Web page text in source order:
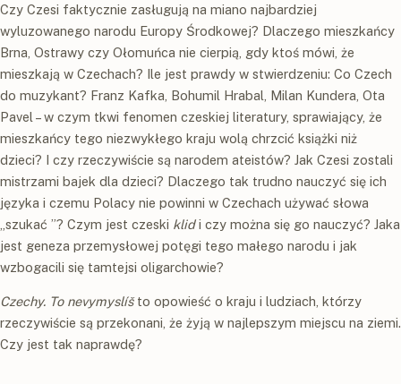
Czy Czesi faktycznie zasługują na miano najbardziej
wyluzowanego narodu Europy Środkowej? Dlaczego mieszkańcy
Brna, Ostrawy czy Ołomuńca nie cierpią, gdy ktoś mówi, że
mieszkają w Czechach? Ile jest prawdy w stwierdzeniu: Co Czech
do muzykant? Franz Kafka, Bohumil Hrabal, Milan Kundera, Ota
Pavel – w czym tkwi fenomen czeskiej literatury, sprawiający, że
mieszkańcy tego niezwykłego kraju wolą chrzcić książki niż
dzieci? I czy rzeczywiście są narodem ateistów? Jak Czesi zostali
mistrzami bajek dla dzieci? Dlaczego tak trudno nauczyć się ich
języka i czemu Polacy nie powinni w Czechach używać słowa
„szukać ”? Czym jest czeski klidi czy można się go nauczyć? Jaka
jest geneza przemysłowej potęgi tego małego narodu i jak
wzbogacili się tamtejsi oligarchowie?
Czechy. To nevymyslíšto opowieść o kraju i ludziach, którzy
rzeczywiście są przekonani, że żyją w najlepszym miejscu na ziemi.
Czy jest tak naprawdę?